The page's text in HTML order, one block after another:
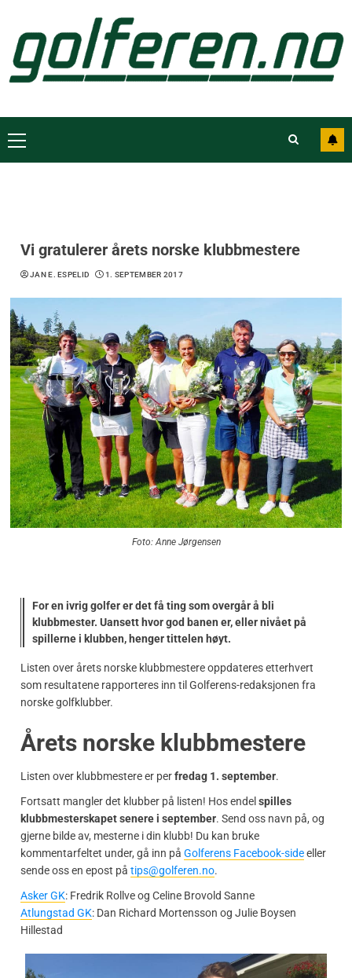
Vi gratulerer årets norske klubbmestere
JAN E. ESPELID 1. SEPTEMBER 2017
Foto: Anne Jørgensen
For en ivrig golfer er det få ting som overgår å bli
klubbmester. Uansett hvor god banen er, eller nivået på
spillerne i klubben, henger tittelen høyt.
Listen over årets norske klubbmestere oppdateres etterhvert
som resultatene rapporteres inn til Golferens-redaksjonen fra
norske golfklubber.
Årets norske klubbmestere
Listen over klubbmestere er perfredag 1. september.
Fortsatt mangler det klubber på listen! Hos endel spilles
klubbmesterskapet senere i september. Send oss navn på, og
gjerne bilde av, mesterne i din klubb! Du kan bruke
kommentarfeltet under, gå inn på Golferens Facebook-sideeller
sende oss en epost på tips@golferen.no.
Asker GK: Fredrik Rollve og Celine Brovold Sanne
Atlungstad GK: Dan Richard Mortensson og Julie Boysen
Hillestad